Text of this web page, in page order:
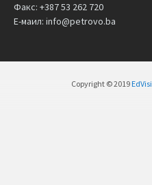
Факс: +387 53 262 720
Е-маил: info@petrovo.ba
Copyright © 2019